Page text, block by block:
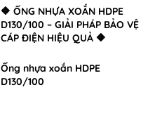
🔶 ỐNG NHỰA XOẮN HDPE
D130/100 – GIẢI PHÁP BẢO VỆ
CÁP ĐIỆN HIỆU QUẢ 🔶
Ống nhựa xoắn HDPE
D130/100